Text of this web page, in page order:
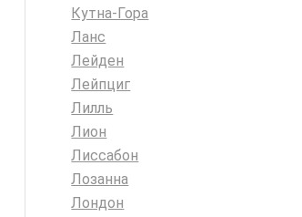
Кутна-Гора
Ланс
Лейден
Лейпциг
Лилль
Лион
Лиссабон
Лозанна
Лондон